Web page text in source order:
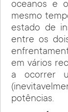
oceanos e
mesmo
estado de
entre os
em vários
a ocorrer
potências.